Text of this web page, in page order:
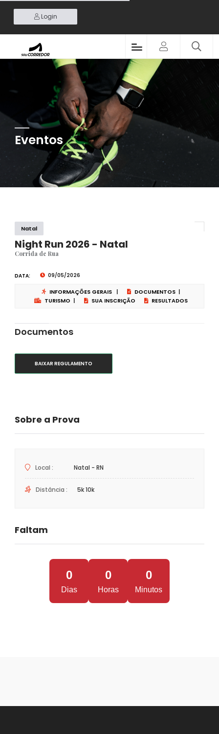
Login
Eventos
Natal
Night Run 2026 - Natal
Corrida de Rua
DATA: 09/05/2026
INFORMAÇÕES GERAIS | DOCUMENTOS |
TURISMO | SUA INSCRIÇÃO RESULTADOS
Documentos
BAIXAR REGULAMENTO
Sobre a Prova
Local : Natal - RN
Distância : 5k 10k
Faltam
0
Dias
0
Horas
0
Minutos